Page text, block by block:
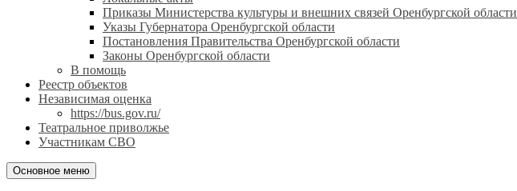
Приказы Министерства культуры и внешних связей Оренбургской области
Указы Губернатора Оренбургской области
Постановления Правительства Оренбургской области
Законы Оренбургской области
В помощь
Реестр объектов
Независимая оценка
https://bus.gov.ru/
Театральное приволжье
Участникам СВО
Основное меню